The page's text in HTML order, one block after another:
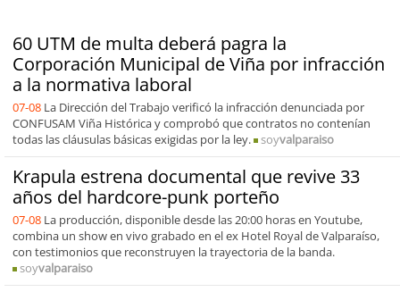
60 UTM de multa deberá pagra la
Corporación Municipal de Viña por infracción
a la normativa laboral
07-08 La Dirección del Trabajo verificó la infracción denunciada por
CONFUSAM Viña Histórica y comprobó que contratos no contenían
todas las cláusulas básicas exigidas por la ley.
soyvalparaiso
Krapula estrena documental que revive 33
años del hardcore-punk porteño
07-08 La producción, disponible desde las 20:00 horas en Youtube,
combina un show en vivo grabado en el ex Hotel Royal de Valparaíso,
con testimonios que reconstruyen la trayectoria de la banda.
soyvalparaiso